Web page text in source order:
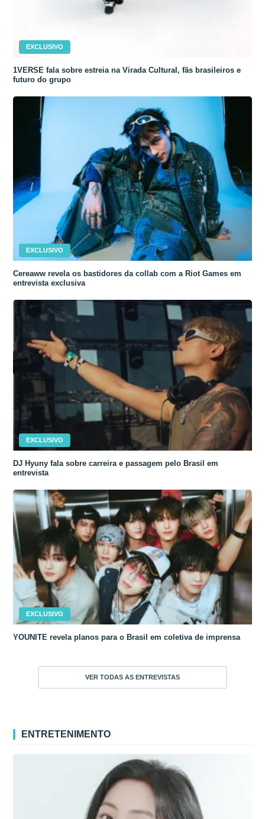
EXCLUSIVO
1VERSE fala sobre estreia na Virada Cultural, fãs brasileiros e
futuro do grupo
EXCLUSIVO
Cereaww revela os bastidores da collab com a Riot Games em
entrevista exclusiva
EXCLUSIVO
DJ Hyuny fala sobre carreira e passagem pelo Brasil em
entrevista
EXCLUSIVO
YOUNITE revela planos para o Brasil em coletiva de imprensa
VER TODAS AS ENTREVISTAS
ENTRETENIMENTO